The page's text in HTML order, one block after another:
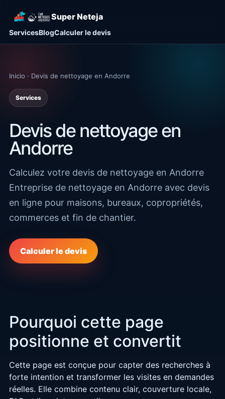
Super Neteja
ServicesBlogCalculer le devis
Inicio · Devis de nettoyage en Andorre
Services
Devis de nettoyage en
Andorre
Calculez votre devis de nettoyage en Andorre
Entreprise de nettoyage en Andorre avec devis
en ligne pour maisons, bureaux, copropriétés,
commerces et fin de chantier.
Calculer le devis
Pourquoi cette page
positionne et convertit
Cette page est conçue pour capter des recherches à
forte intention et transformer les visites en demandes
réelles. Elle combine contenu clair, couverture locale,